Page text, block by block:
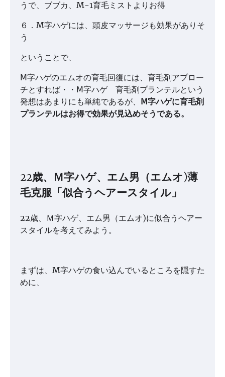
うで、ブブカ、M-1育毛ミストよりお得
６．M字ハゲには、頭皮マッサージも効果がありそ
う
ということで、
Ⅿ字ハゲのエムオの育毛回復には、育毛剤アプロー
チとすれば・・Ⅿ字ハゲ 育毛剤プランテルという
発想はあまりにも単純であるが、 Ⅿ字ハゲに育毛剤
プランテルはお得で効果が見込めそうである。
22歳、Ｍ字ハゲ、エム男（エムオ)薄
毛克服「似合うヘアースタイル」
22歳、Ｍ字ハゲ、エム男（エムオ)に似合うヘアー
スタイルを考えてみよう。
まずは、M字ハゲの食い込んでいるところを隠すた
めに、